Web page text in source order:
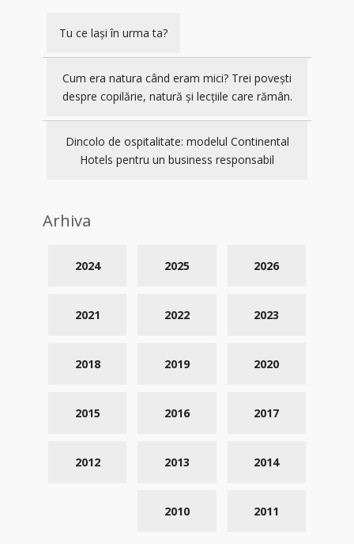
Tu ce lași în urma ta?
Cum era natura când eram mici? Trei povești
despre copilărie, natură și lecțiile care rămân.
Dincolo de ospitalitate: modelul Continental
Hotels pentru un business responsabil
Arhiva
2026
2025
2024
2023
2022
2021
2020
2019
2018
2017
2016
2015
2014
2013
2012
2011
2010